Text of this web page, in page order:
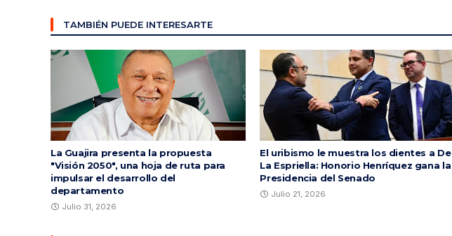
TAMBIÉN PUEDE INTERESARTE
La Guajira presenta la propuesta
"Visión 2050", una hoja de ruta para
impulsar el desarrollo del
departamento
Julio 31, 2026
El uribismo le muestra los dientes a De
La Espriella: Honorio Henríquez gana la
Presidencia del Senado
Julio 21, 2026